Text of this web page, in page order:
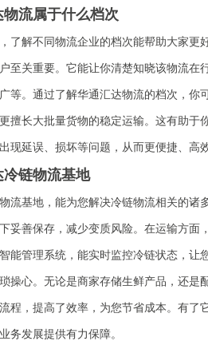
流属于什么档次
了解不同物流企业的档次能帮助大家
至关重要。它能让你清楚知晓该物流
等。通过了解华通汇达物流的档次，
擅长大批量货物的稳定运输。这有助
现延误、损坏等问题，从而更便捷、
冷链物流基地
流基地，能为您解决冷链物流相关的
妥善保存，减少变质风险。在运输方
能管理系统，能实时监控冷链状态，
操心。无论是商家存储生鲜产品，还
程，提高了效率，为您节省成本。有
务发展提供有力保障。